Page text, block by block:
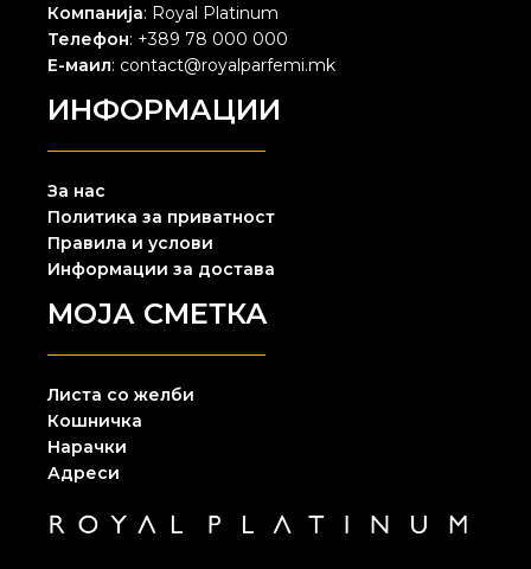
Компанија: Royal Platinum
Телефон: +389 78 000 000
Е-маил: contact@royalparfemi.mk
ИНФОРМАЦИИ
За нас
Политика за приватност
Правила и услови
Информации за достава
МОЈА СМЕТКА
Листа со желби
Кошничка
Нарачки
Адреси